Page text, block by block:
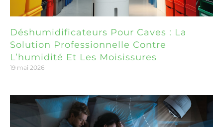
Déshumidificateurs Pour Caves : La
Solution Professionnelle Contre
L’humidité Et Les Moisissures
19 mai 2026